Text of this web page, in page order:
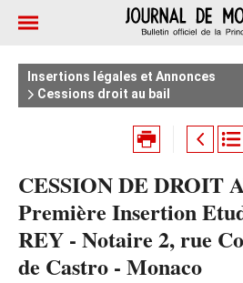
Insertions légales et Annonces
Cessions droit au bail
CESSION DE DROIT
Première Insertion
REY - Notaire 2, rue
de Castro - Monaco